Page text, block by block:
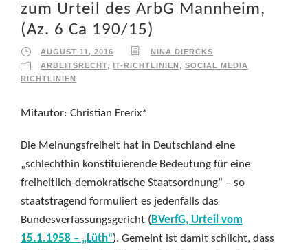
zum Urteil des ArbG Mannheim,
(Az. 6 Ca 190/15)
AUGUST 11, 2016
NINA DIERCKS
ARBEITSRECHT, IT-RICHTLINIEN , SOCIAL MEDIA
RICHTLINIEN
Mitautor: Christian Frerix*
Die Meinungsfreiheit hat in Deutschland eine
„schlechthin konstituierende Bedeutung für eine
freiheitlich-demokratische Staatsordnung“ – so
staatstragend formuliert es jedenfalls das
Bundesverfassungsgericht ( BVerfG, Urteil vom
15.1.1958 – „Lüth“). Gemeint ist damit schlicht, dass